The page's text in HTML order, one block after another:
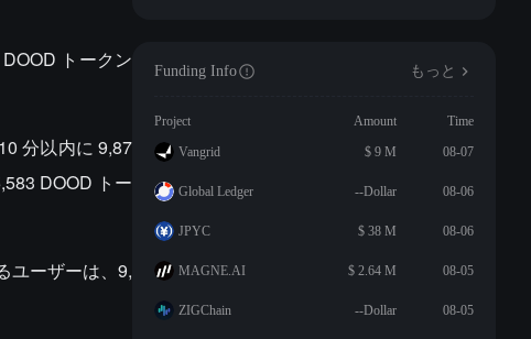
トークン
分以内に 9,87
DOOD トー
ユーザーは、9,
Funding Info もっと
Project Amount
Time
Vangrid
$ 9 M 08-07
Global Ledger --Dollar 08-06
JPYC $ 38 M 08-06
MAGNE.AI $ 2.64 M 08-05
ZIGChain --Dollar 08-05